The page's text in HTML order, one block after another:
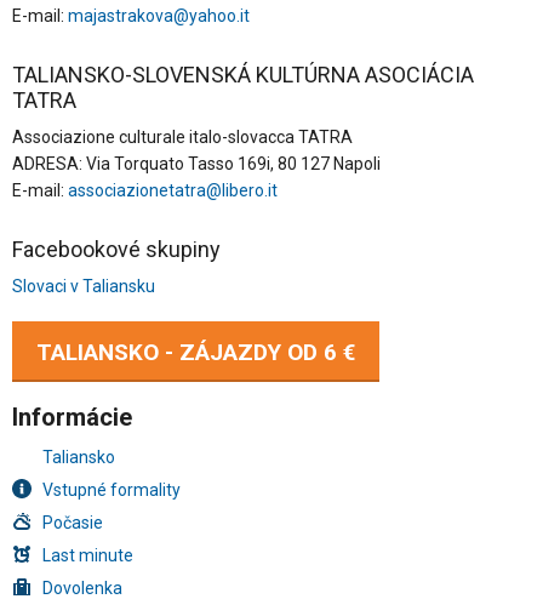
E-mail: majastrakova@yahoo.it
TALIANSKO-SLOVENSKÁ KULTÚRNA ASOCIÁCIA
TATRA
Associazione culturale italo-slovacca TATRA
ADRESA: Via Torquato Tasso 169i, 80 127 Napoli
E-mail: associazionetatra@libero.it
Facebookové skupiny
Slovaci v Taliansku
TALIANSKO - ZÁJAZDY OD 6 €
Informácie
Taliansko
Vstupné formality
Počasie
Last minute
Dovolenka